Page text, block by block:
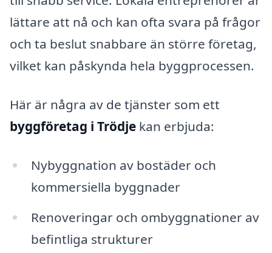
lättare att nå och kan ofta svara på frågor
och ta beslut snabbare än större företag,
vilket kan påskynda hela byggprocessen.
Här är några av de tjänster som ett
byggföretag i Trödje kan erbjuda:
Nybyggnation av bostäder och
kommersiella byggnader
Renoveringar och ombyggnationer av
befintliga strukturer